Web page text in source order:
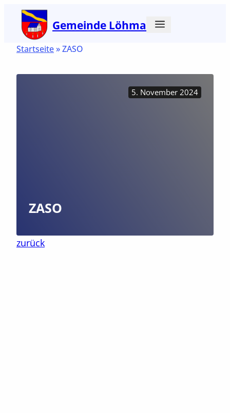
Zum
Inhalt
springen
Gemeinde Löhma
Startseite»ZASO
5. November 2024
ZASO
zurück